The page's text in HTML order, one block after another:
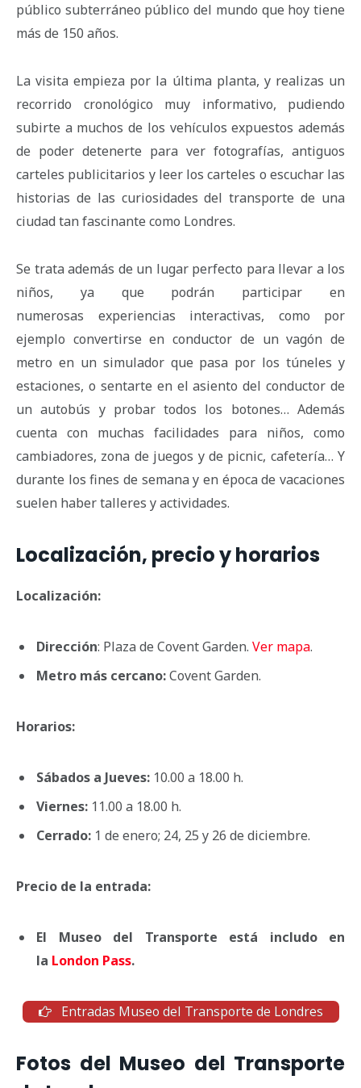
público subterráneo público del mundo que hoy tiene
más de 150 años.
La visita empieza por la última planta, y realizas un
recorrido cronológico muy informativo, pudiendo
subirte a muchos de los vehículos expuestos además
de poder detenerte para ver fotografías, antiguos
carteles publicitarios y leer los carteles o escuchar las
historias de las curiosidades del transporte de una
ciudad tan fascinante como Londres.
Se trata además de un lugar perfecto para llevar a los
niños, ya que podrán participar en
numerosas experiencias interactivas, como por
ejemplo convertirse en conductor de un vagón de
metro en un simulador que pasa por los túneles y
estaciones, o sentarte en el asiento del conductor de
un autobús y probar todos los botones… Además
cuenta con muchas facilidades para niños, como
cambiadores, zona de juegos y de picnic, cafetería… Y
durante los fines de semana y en época de vacaciones
suelen haber talleres y actividades.
Localización, precio y horarios
Localización:
Dirección: Plaza de Covent Garden. Ver mapa.
Metro más cercano:Covent Garden.
Horarios:
Sábados a Jueves: 10.00 a 18.00 h.
Viernes: 11.00 a 18.00 h.
Cerrado: 1 de enero; 24, 25 y 26 de diciembre.
Precio de la entrada:
El Museo del Transporte está includo en
la London Pass.
Entradas Museo del Transporte de Londres
Fotos del Museo del Transporte